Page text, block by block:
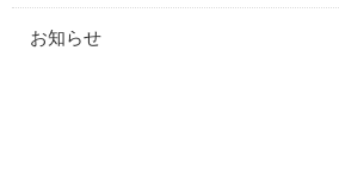
お知らせ